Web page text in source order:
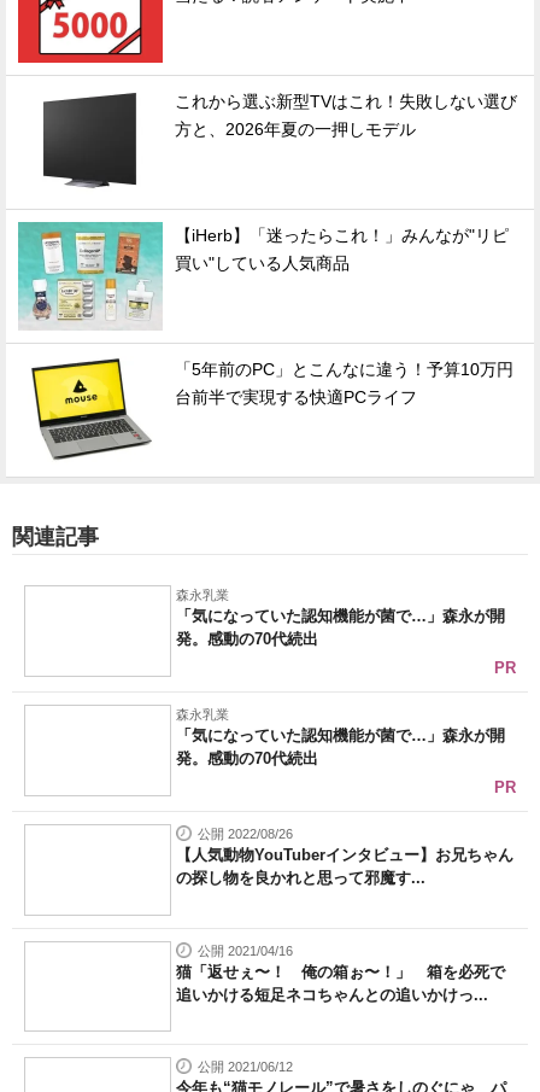
これから選ぶ新型TVはこれ！失敗しない選び
方と、2026年夏の一押しモデル
【iHerb】「迷ったらこれ！」みんなが"リピ
買い"している人気商品
「5年前のPC」とこんなに違う！予算10万円
台前半で実現する快適PCライフ
関連記事
森永乳業
「気になっていた認知機能が菌で…」森永が開
発。感動の70代続出
PR
森永乳業
「気になっていた認知機能が菌で…」森永が開
発。感動の70代続出
PR
公開 2022/08/26
【人気動物YouTuberインタビュー】お兄ちゃん
の探し物を良かれと思って邪魔す...
公開 2021/04/16
猫「返せぇ〜！ 俺の箱ぉ〜！」 箱を必死で
追いかける短足ネコちゃんとの追いかけっ...
公開 2021/06/12
今年も“猫モノレール”で暑さをしのぐにゃ パ